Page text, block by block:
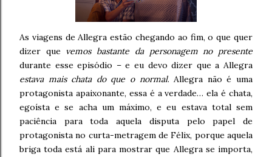
As viagens de Allegra estão chegando ao fim, o que quer
dizer que vemos bastante da personagem no presente
durante esse episódio – e eu devo dizer que a Allegra
estava mais chata do que o normal. Allegra não é uma
protagonista apaixonante, essa é a verdade… ela é chata,
egoísta e se acha um máximo, e eu estava total sem
paciência para toda aquela disputa pelo papel de
protagonista no curta-metragem de Félix, porque aquela
briga toda está ali para mostrar que Allegra se importa,